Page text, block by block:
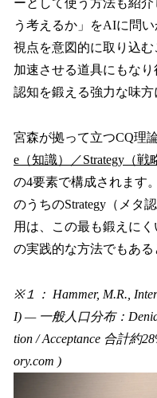
ーとして使う方法も紹
う考えるか」をAIに問
視点を意図的に取り込
加速させる道具にもな
認知を鍛える強力な味方
宮森が拠って立つCQ理論
e（知識）／Strategy（戦
の4要素で構成されます
のうちのStrategy（メタ
用は、この最も鍛えに
の実践的な方法でもある
※１： Hammer, M.R.,
I) — 一般人口分布：
tion / Acceptance 合計約
ory.com )